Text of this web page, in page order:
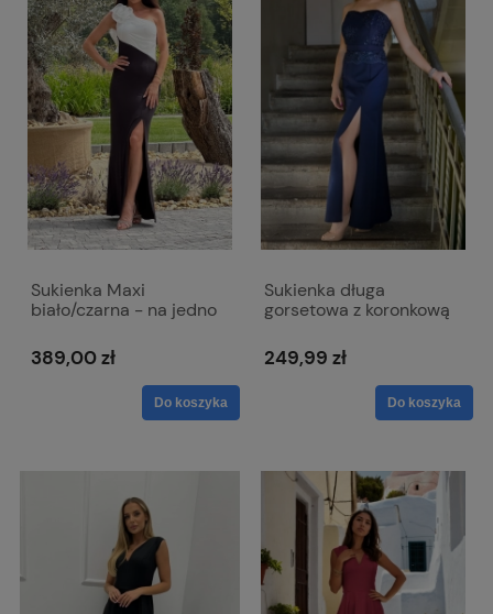
Sukienka Maxi
biało/czarna - na jedno
389,00 zł
Do koszyka
Sukienka długa
gorsetowa z koronkową
nodze - Loren
granatowa
249,99 zł
Do koszyka